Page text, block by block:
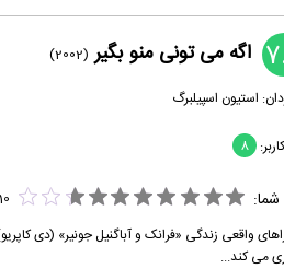
اگه می تونی منو بگیر (2002)
استیون اسپیلبرگ
8
واقعی زندگی «فرانک و آباگنیل جونیر» (دی
می کند...